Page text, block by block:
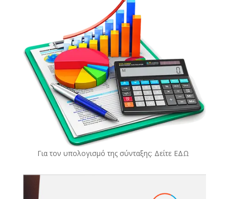
Για τον υπολογισμό της σύνταξης: Δείτε ΕΔΩ